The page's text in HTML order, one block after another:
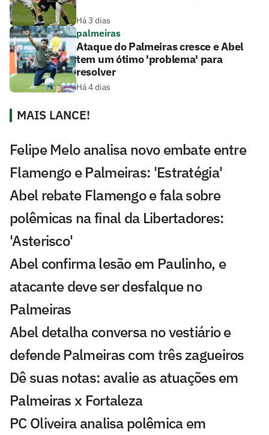
Há 3 dias
palmeiras
Ataque do Palmeiras cresce e Abel
tem um ótimo 'problema' para
resolver
Há 4 dias
MAIS LANCE!
Felipe Melo analisa novo embate entre
Flamengo e Palmeiras: 'Estratégia'
Abel rebate Flamengo e fala sobre
polêmicas na final da Libertadores:
'Asterisco'
Abel confirma lesão em Paulinho, e
atacante deve ser desfalque no
Palmeiras
Abel detalha conversa no vestiário e
defende Palmeiras com três zagueiros
Dê suas notas: avalie as atuações em
Palmeiras x Fortaleza
PC Oliveira analisa polêmica em